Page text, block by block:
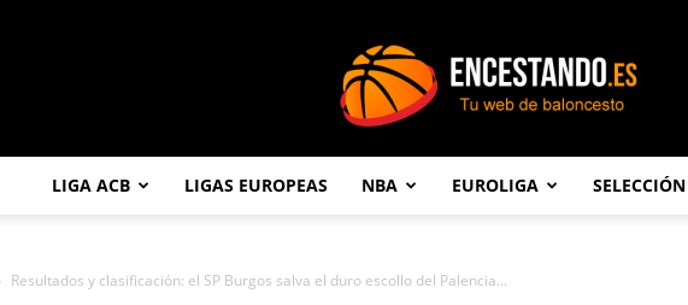
LIGA ACB LIGAS EUROPEAS NBA EUROLIGA SELECCIÓN
Resultados y clasificación: el SP Burgos salva el duro escollo del Palencia...